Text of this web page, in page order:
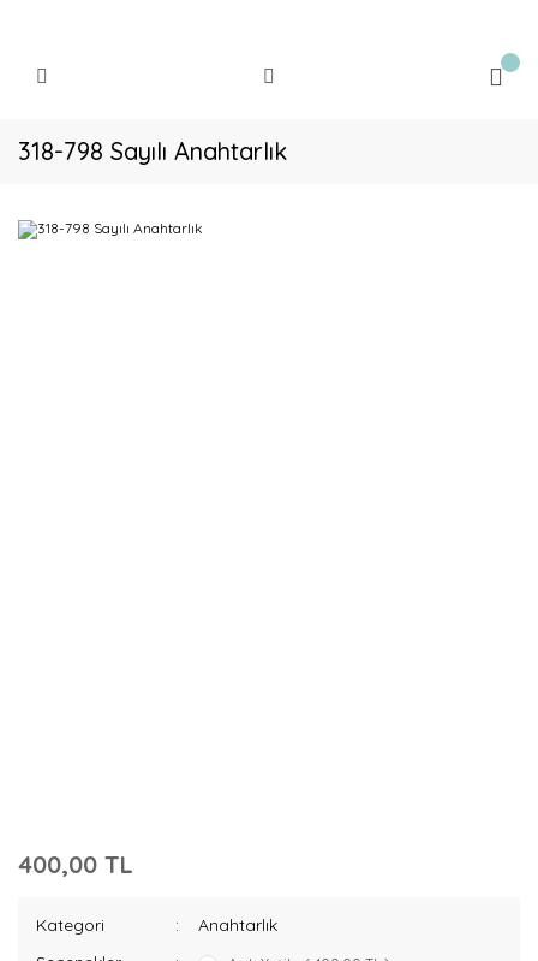
318-798 Sayılı Anahtarlık
400,00 TL
Kategori
Anahtarlık